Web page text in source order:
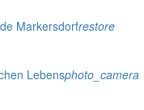
Markersdorfrestore
Lebensphoto_camera